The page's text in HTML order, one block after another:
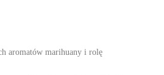
aromatów marihuany i rolę